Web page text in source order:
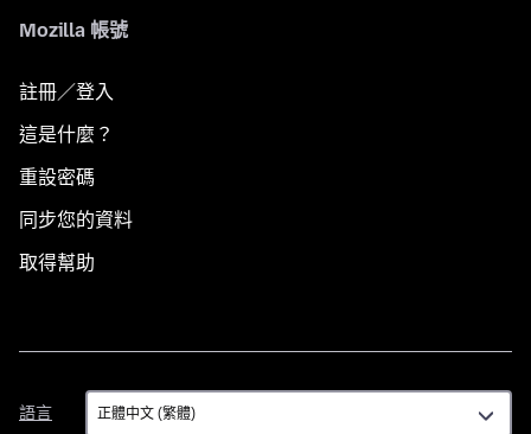
Mozilla 帳號
註冊／登入
這是什麼？
重設密碼
同步您的資料
取得幫助
語言
語
言